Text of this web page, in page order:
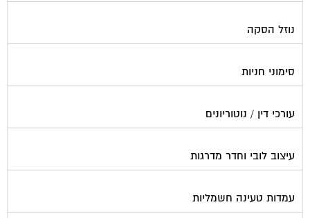
נוזל הסקה
סימוני חניות
עורכי דין / נוטוריונים
עיצוב לובי וחדר מדרגות
עמדות טעינה חשמליות